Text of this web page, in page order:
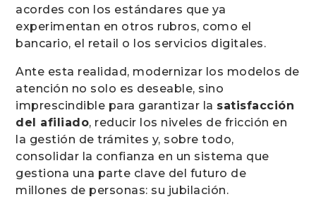
acordes con los estándares que ya
experimentan en otros rubros, como el
bancario, el retail o los servicios digitales.
Ante esta realidad, modernizar los modelos de
atención no solo es deseable, sino
imprescindible para garantizar la satisfacción
del afiliado, reducir los niveles de fricción en
la gestión de trámites y, sobre todo,
consolidar la confianza en un sistema que
gestiona una parte clave del futuro de
millones de personas: su jubilación.